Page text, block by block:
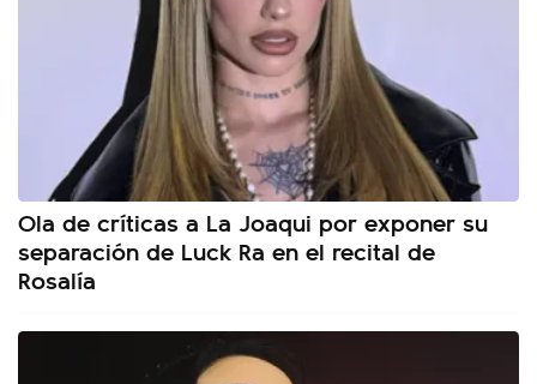
Ola de críticas a La Joaqui por exponer su
separación de Luck Ra en el recital de
Rosalía